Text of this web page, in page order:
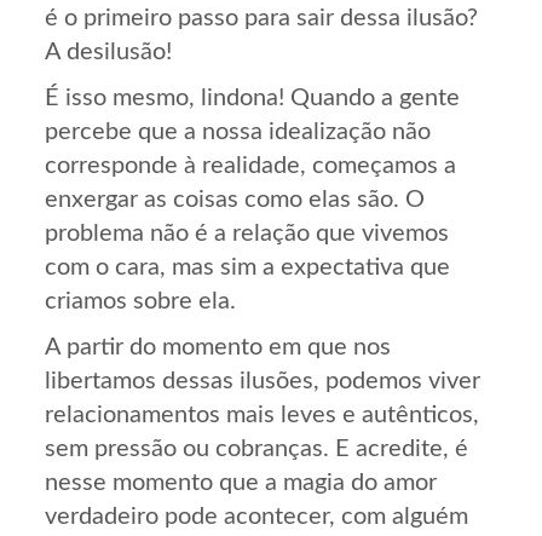
é o primeiro passo para sair dessa ilusão?
A desilusão!
É isso mesmo, lindona! Quando a gente
percebe que a nossa idealização não
corresponde à realidade, começamos a
enxergar as coisas como elas são. O
problema não é a relação que vivemos
com o cara, mas sim a expectativa que
criamos sobre ela.
A partir do momento em que nos
libertamos dessas ilusões, podemos viver
relacionamentos mais leves e autênticos,
sem pressão ou cobranças. E acredite, é
nesse momento que a magia do amor
verdadeiro pode acontecer, com alguém